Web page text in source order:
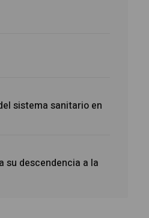
sistema sanitario en
su descendencia a la